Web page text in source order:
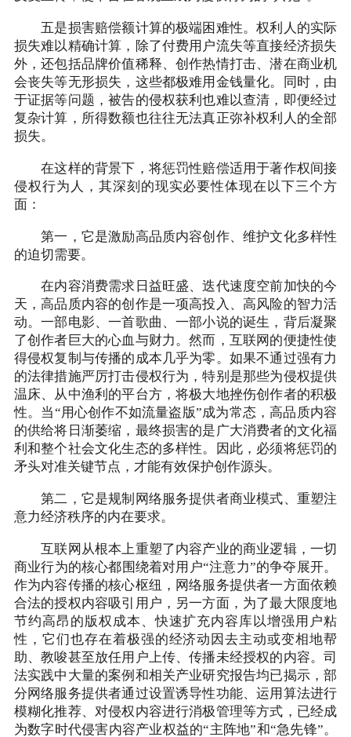
五是损害赔偿额计算的极端困难性。权利人的实际
损失难以精确计算，除了付费用户流失等直接经济损失
外，还包括品牌价值稀释、创作热情打击、潜在商业机
会丧失等无形损失，这些都极难用金钱量化。同时，由
于证据等问题，被告的侵权获利也难以查清，即便经过
复杂计算，所得数额也往往无法真正弥补权利人的全部
损失。
在这样的背景下，将惩罚性赔偿适用于著作权间接
侵权行为人，其深刻的现实必要性体现在以下三个方
面：
第一，它是激励高品质内容创作、维护文化多样性
的迫切需要。
在内容消费需求日益旺盛、迭代速度空前加快的今
天，高品质内容的创作是一项高投入、高风险的智力活
动。一部电影、一首歌曲、一部小说的诞生，背后凝聚
了创作者巨大的心血与财力。然而，互联网的便捷性使
得侵权复制与传播的成本几乎为零。如果不通过强有力
的法律措施严厉打击侵权行为，特别是那些为侵权提供
温床、从中渔利的平台方，将极大地挫伤创作者的积极
性。当“用心创作不如流量盗版”成为常态，高品质内容
的供给将日渐萎缩，最终损害的是广大消费者的文化福
利和整个社会文化生态的多样性。因此，必须将惩罚的
矛头对准关键节点，才能有效保护创作源头。
第二，它是规制网络服务提供者商业模式、重塑注
意力经济秩序的内在要求。
互联网从根本上重塑了内容产业的商业逻辑，一切
商业行为的核心都围绕着对用户“注意力”的争夺展开。
作为内容传播的核心枢纽，网络服务提供者一方面依赖
合法的授权内容吸引用户，另一方面，为了最大限度地
节约高昂的版权成本、快速扩充内容库以增强用户粘
性，它们也存在着极强的经济动因去主动或变相地帮
助、教唆甚至放任用户上传、传播未经授权的内容。司
法实践中大量的案例和相关产业研究报告均已揭示，部
分网络服务提供者通过设置诱导性功能、运用算法进行
模糊化推荐、对侵权内容进行消极管理等方式，已经成
为数字时代侵害内容产业权益的“主阵地”和“急先锋”。